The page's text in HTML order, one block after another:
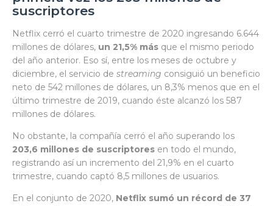
suscriptores
Netflix cerró el cuarto trimestre de 2020 ingresando 6.644
millones de dólares, un 21,5% más que el mismo periodo
del año anterior. Eso sí, entre los meses de octubre y
diciembre, el servicio de streaming consiguió un beneficio
neto de 542 millones de dólares, un 8,3% menos que en el
último trimestre de 2019, cuando éste alcanzó los 587
millones de dólares.
No obstante, la compañía cerró el año superando los
203,6 millones de suscriptores en todo el mundo,
registrando así un incremento del 21,9% en el cuarto
trimestre, cuando captó 8,5 millones de usuarios.
En el conjunto de 2020, Netflix sumó un récord de 37